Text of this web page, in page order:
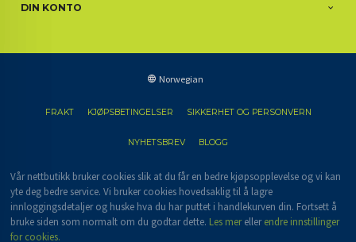
DIN KONTO
Norwegian
FRAKT KJØPSBETINGELSER SIKKERHET OG PERSONVERN
NYHETSBREV BLOGG
Vår nettbutikk bruker cookies slik at du får en bedre kjøpsopplevelse og vi kan
yte deg bedre service. Vi bruker cookies hovedsaklig til å lagre
innloggingsdetaljer og huske hva du har puttet i handlekurven din. Fortsett å
bruke siden som normalt om du godtar dette. Les merellerendre innstillinger
for cookies.